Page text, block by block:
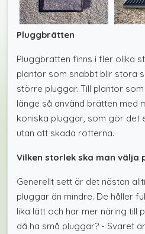
Pluggbrätten
Pluggbrätten finns i fler olika
plantor som snabbt blir stora
större pluggar. Till plantor
länge så använd brätten med
koniska pluggar, som gör det
utan att skada rötterna.
Vilken storlek ska man välja
Generellt sett är det nästan
pluggar än mindre. De håller
lika lätt och har mer näring till
då ha små pluggar? - Svaret